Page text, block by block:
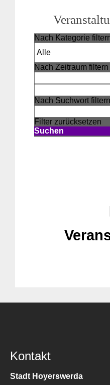
Nach Kategorie
Nach Zeitraum filtern
Nach Suchwort filtern
Filter zurücksetzen
Suchen
Kontakt
Stadt Hoyerswerda